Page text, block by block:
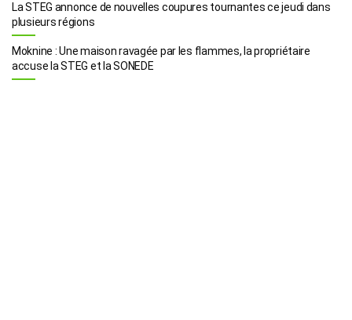
La STEG annonce de nouvelles coupures tournantes ce jeudi dans
plusieurs régions
Moknine : Une maison ravagée par les flammes, la propriétaire
accuse la STEG et la SONEDE